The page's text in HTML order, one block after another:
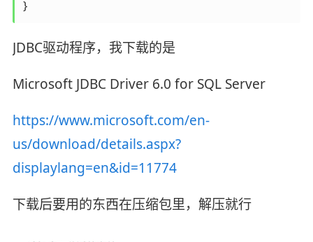
}
JDBC驱动程序，我下载的是
Microsoft JDBC Driver 6.0 for SQL Server
https://www.microsoft.com/en-
us/download/details.aspx?
displaylang=en&id=11774
下载后要用的东西在压缩包里，解压就行